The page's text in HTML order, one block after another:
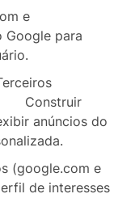
e
Google para
Construir
anúncios do
(google.com e
de interesses